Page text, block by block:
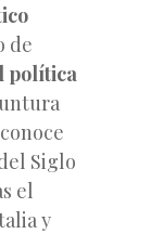
de
política
Siglo
el
y